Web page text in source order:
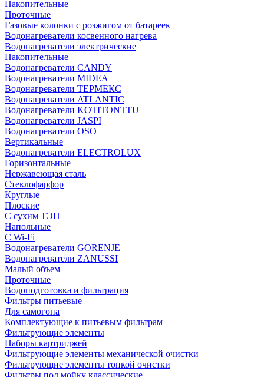
Накопительные
Проточные
Газовые колонки с розжигом от батареек
Водонагреватели косвенного нагрева
Водонагреватели электрические
Накопительные
Водонагреватели CANDY
Водонагреватели MIDEA
Водонагреватели ТЕРМЕКС
Водонагреватели ATLANTIC
Водонагреватели KOTITONTTU
Водонагреватели JASPI
Водонагреватели OSO
Вертикальные
Водонагреватели ELECTROLUX
Горизонтальные
Нержавеющая сталь
Стеклофарфор
Круглые
Плоские
С сухим ТЭН
Напольные
С Wi-Fi
Водонагреватели GORENJE
Водонагреватели ZANUSSI
Малый объем
Проточные
Водоподготовка и фильтрация
Фильтры питьевые
Для самогона
Комплектующие к питьевым фильтрам
Фильтрующие элементы
Наборы картриджей
Фильтрующие элементы механической очистки
Фильтрующие элементы тонкой очистки
Фильтры под мойку классические